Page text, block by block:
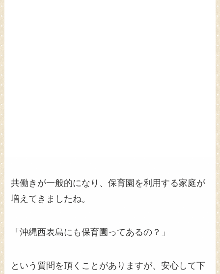
共働きが一般的になり、保育園を利用する家庭が
増えてきましたね。
「沖縄西表島にも保育園ってあるの？」
という質問を頂くことがありますが、安心して下